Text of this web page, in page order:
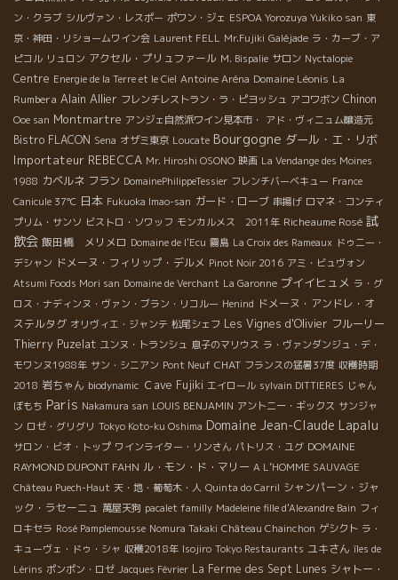
ン・クラブ シルヴァン・レスポー ポワン・ジェ ESPOA Yorozuya Yukiko san 東
京・神田・リショームワイン会 Laurent FELL Mr.Fujiki Galéjade ラ・カーブ・ア
ピコル リュロン アクセル・プリュファール M. Bispalie サロン Nyctalopie
Centre Energie de la Terre et le Ciel Antoine Aréna Domaine Léonis La
Rumbera Alain Allier フレンチレストラン・ラ・ピヨッシュ アコワボン Chinon
Ooe san Montmartre アンジェ自然派ワイン見本市・ アド・ヴィニュム醸造元
Bistro FLACON Sena オザミ東京 Loucate Bourgogne ダール・エ・リボ
Importateur REBECCA Mr. Hiroshi OSONO 映画 La Vendange des Moines
1988 カベルネ フラン DomainePhilippeTessier フレンチバーベキュー France
Canicule 37℃ 日本 Fukuoka Imao-san ガード・ローブ 串揚げ ロマネ・コンティ
プリム・サンソ ビストロ・ソワッフ モンカルメス 2011年 Richeaume Rosé 試
飲会 飯田橋 メリメロ Domaine de l'Ecu 霧島 La Croix des Rameaux ドゥニー・
デシャン ドメーヌ・フィリップ・デルメ Pinot Noir 2016 アミ・ビュヴォン
Atsumi Foods Mori san Domaine de Verchant La Garonne プイイヒュメ ラ・グ
ロス・ナディンヌ・ヴァン・ブラン・リコルー Henind ドメーヌ・アンドレ・オ
ステルタグ オリヴィエ・ジャンテ 松尾シェフ Les Vignes d'Olivier フルーリー
Thierry Puzelat ユンヌ・トランシュ 息子のマリウス ラ・ヴァンダンジュ・デ・
モワンヌ1988年 サン・シニアン Pont Neuf CHAT フランスの猛暑37度 収穫時期
2018 岩ちゃん biodynamic Ｃave Fujiki エイロール sylvain DITTIERES じゃん
ぼもち Paris Nakamura san LOUIS BENJAMIN アントニー・ギックス サンジャ
ン ロゼ・グリグリ Tokyo Koto-ku Oshima Domaine Jean-Claude Lapalu
サロン・ビオ・トップ ワインライター・リンさん パトリス・ユグ DOMAINE
RAYMOND DUPONT FAHN ル・モン・ド・マリー A L’HOMME SAUVAGE
Château Puech-Haut 天・地・葡萄木・人 Quinta do Carril シャンパーン・ジャ
ック・ラセーニュ 萬屋天狗 pacalet familly Madeleine fille d'Alexandre Bain フィ
ロキセラ Rosé Pamplemousse Nomura Takaki Château Chainchon ゲシクト ラ・
キューヴェ・ドゥ・シャ 収穫2018年 Isojiro Tokyo Restaurants ユキさん îles de
Lérins ポンポン・ロゼ Jacques Février La Ferme des Sept Lunes シャトー・